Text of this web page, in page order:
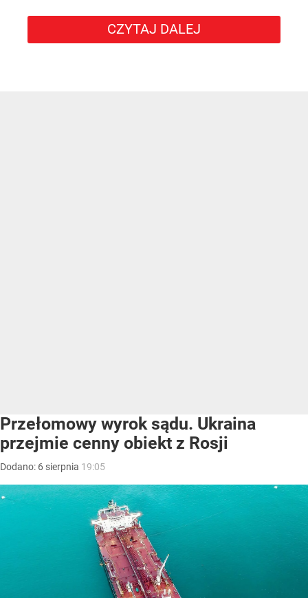
CZYTAJ DALEJ
Przełomowy wyrok sądu. Ukraina
przejmie cenny obiekt z Rosji
Dodano: 6 sierpnia 19:05